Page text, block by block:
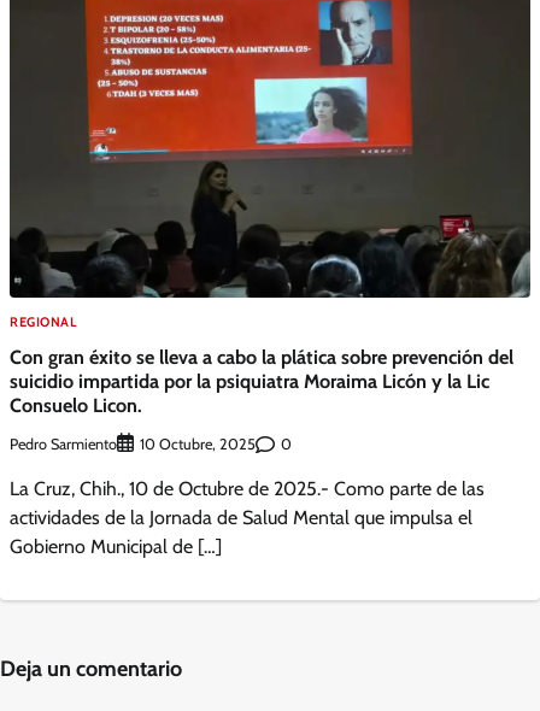
REGIONAL
Con gran éxito se lleva a cabo la plática sobre prevención del
suicidio impartida por la psiquiatra Moraima Licón y la Lic
Consuelo Licon.
Pedro Sarmiento 10 Octubre, 2025 0
La Cruz, Chih., 10 de Octubre de 2025.- Como parte de las
actividades de la Jornada de Salud Mental que impulsa el
Gobierno Municipal de […]
Deja un comentario